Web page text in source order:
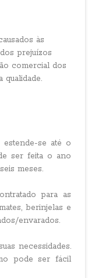
às
prejuízos
comercial dos
qualidade.
se até o
ser feita o ano
meses.
para as
berinjelas e
envarados.
necessidades.
pode ser fácil